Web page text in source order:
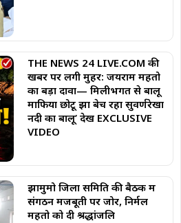
THE NEWS 24 LIVE.COM की
खबर पर लगी मुहर: जयराम महतो
का बड़ा दावा— मिलीभगत से बालू
माफिया छोटू झा बेच रहा सुवर्णरेखा
नदी का बालू’ देखें EXCLUSIVE
VIDEO
झामुमो जिला समिति की बैठक में
संगठन मजबूती पर जोर, निर्मल
महतो को दी श्रद्धांजलि